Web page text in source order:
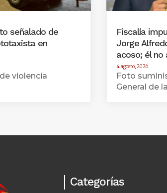
señalado de
en
violencia
Fiscalía
Jorge
acoso; él
4 agosto, 2026
Foto
General de
Categorías